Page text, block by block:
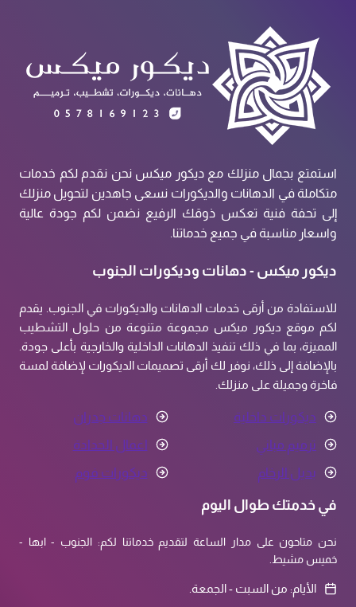
استمتع بجمال منزلك مع ديكور ميكس نحن نقدم لكم خدمات
متكاملة في الدهانات والديكورات نسعى جاهدين لتحويل منزلك
إلى تحفة فنية تعكس ذوقك الرفيع نضمن لكم جودة عالية
واسعار مناسبة في جميع خدماتنا.
ديكور ميكس - دهانات وديكورات الجنوب
للاستفادة من أرقى خدمات الدهانات والديكورات في الجنوب. يقدم
لكم موقع ديكور ميكس مجموعة متنوعة من حلول التشطيب
المميزة، بما في ذلك تنفيذ الدهانات الداخلية والخارجية بأعلى جودة.
بالإضافة إلى ذلك، نوفر لك أرقى تصميمات الديكورات لإضافة لمسة
فاخرة وجميلة على منزلك.
ديكورات داخلية
دهانات جدران
ترميم مباني
اعمال الحدادة
بديل الرخام
ديكورات فوم
في خدمتك طوال اليوم
نحن متاحون على مدار الساعة لتقديم خدماتنا لكم: الجنوب - ابها -
خميس مشيط.
الأيام: من السبت - الجمعة.